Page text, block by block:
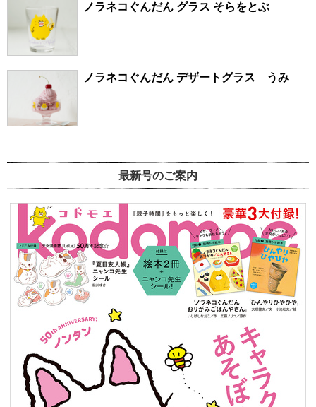
ノラネコぐんだん グラス そらをとぶ
ノラネコぐんだん デザートグラス うみ
最新号のご案内